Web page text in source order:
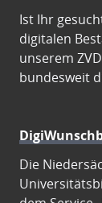
Ist Ihr
digitalen
unserem
bundesweit
Die